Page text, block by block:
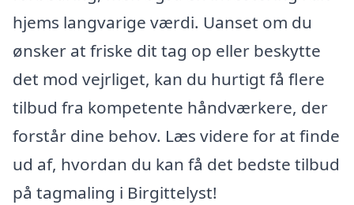
hjems langvarige værdi. Uanset om du
ønsker at friske dit tag op eller beskytte
det mod vejrliget, kan du hurtigt få flere
tilbud fra kompetente håndværkere, der
forstår dine behov. Læs videre for at finde
ud af, hvordan du kan få det bedste tilbud
på tagmaling i Birgittelyst!